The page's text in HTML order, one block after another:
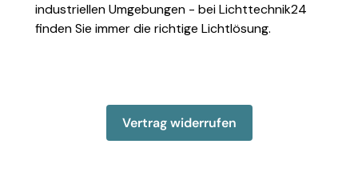
industriellen Umgebungen - bei Lichttechnik24
finden Sie immer die richtige Lichtlösung.
Vertrag widerrufen